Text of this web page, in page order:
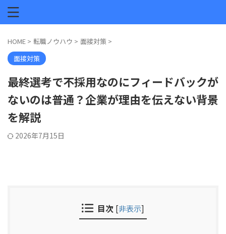
HOME > 転職ノウハウ > 面接対策 >
面接対策
最終選考で不採用なのにフィードバックが
ないのは普通？企業が理由を伝えない背景
を解説
2026年7月15日
目次 [非表示]